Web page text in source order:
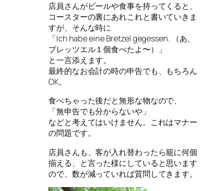
店員さんがビールや食事を持ってくると、
コースターの裏にあれこれと書いていきま
すが、そんな時に
「Ich habe eine Bretzel gegessen. （あ、
ブレッツエル１個食べたよ〜）」
と一言添えます。
最終的なお会計の時の申告でも、もちろん
OK。
食べちゃった後だと無形な物なので、
「無申告でも分からないや」
などと考えてはいけません。これはマナー
の問題です。
店員さんも、客が入れ替わったら籠に何個
揃える、と言った様にしていると思います
ので、数が減っていれば質問してきます。